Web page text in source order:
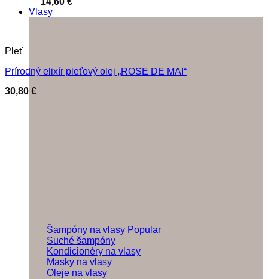
Vlasy
Šampóny na vlasy
Suché šampóny
Kondicionéry na vlasy
Masky na vlasy
Oleje na vlasy
Pleť
Prírodný elixír pleťový olej „ROSE DE MAI“
30,80 €